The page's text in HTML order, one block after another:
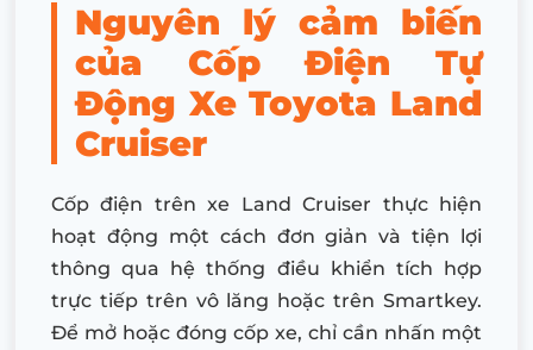
Nguyên lý cảm biến
của Cốp Điện Tự
Động Xe Toyota Land
Cruiser
Cốp điện trên xe Land Cruiser thực hiện
hoạt động một cách đơn giản và tiện lợi
thông qua hệ thống điều khiển tích hợp
trực tiếp trên vô lăng hoặc trên Smartkey.
Để mở hoặc đóng cốp xe, chỉ cần nhấn một